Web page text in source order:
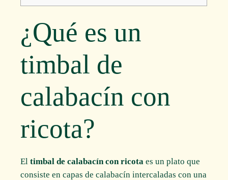
¿Qué es un
timbal de
calabacín con
ricota?
Eltimbal de calabacín con ricota es un plato que
consiste en capas de calabacín intercaladas con una